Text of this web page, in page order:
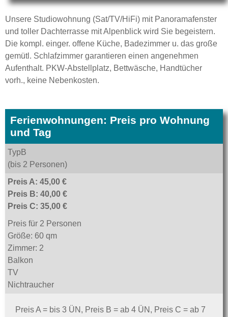
Unsere Studiowohnung (Sat/TV/HiFi) mit Panoramafenster
und toller Dachterrasse mit Alpenblick wird Sie begeistern.
Die kompl. einger. offene Küche, Badezimmer u. das große
gemütl. Schlafzimmer garantieren einen angenehmen
Aufenthalt. PKW-Abstellplatz, Bettwäsche, Handtücher
vorh., keine Nebenkosten.
Ferienwohnungen: Preis pro Wohnung
und Tag
TypB
(bis 2 Personen)
Preis A: 45,00 €
Preis B: 40,00 €
Preis C: 35,00 €
Preis für 2 Personen
Größe: 60 qm
Zimmer: 2
Balkon
TV
Nichtraucher
Preis A = bis 3 ÜN, Preis B = ab 4 ÜN, Preis C = ab 7